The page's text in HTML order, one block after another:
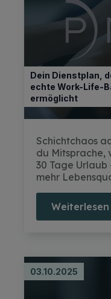
Dein Dienstplan,
echte Work-Life-
ermöglicht
Schichtchaos
du Mitsprache,
30 Tage Urlaub
mehr
Weiterlesen
03.10.2025